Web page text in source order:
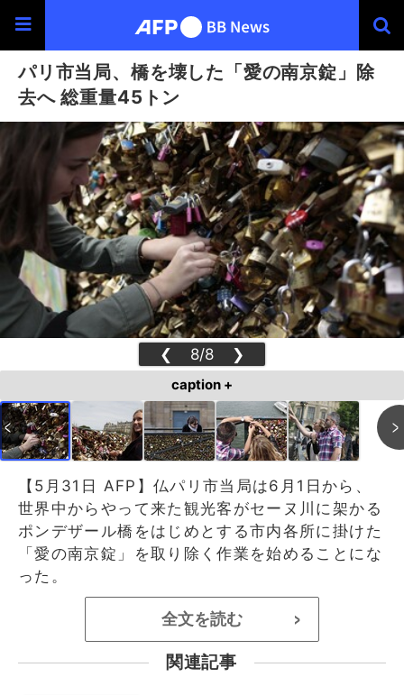
パリ市当局、橋を壊した「愛の南京錠」除
去へ 総重量45トン
❮ 8/8 ❯
caption +
【5月31日 AFP】仏パリ市当局は6月1日から、
世界中からやって来た観光客がセーヌ川に架かる
ポンデザール橋をはじめとする市内各所に掛けた
「愛の南京錠」を取り除く作業を始めることにな
った。
全文を読む >
関連記事